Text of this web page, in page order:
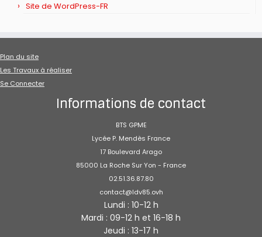
Site de WordPress-FR
Plan du site
Les Travaux à réaliser
Se Connecter
Informations de contact
BTS GPME
Lycée P. Mendès France
17 Boulevard Arago
85000 La Roche Sur Yon - France
02.51.36.87.80
contact@ldv85.ovh
Lundi : 10-12 h
Mardi : 09-12 h et 16-18 h
Jeudi : 13-17 h